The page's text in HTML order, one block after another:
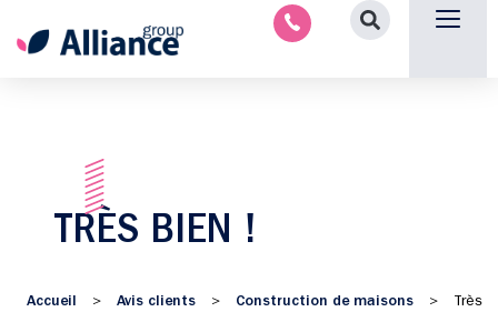
TRÈS BIEN !
Accueil > Avis clients > Construction de maisons > Très